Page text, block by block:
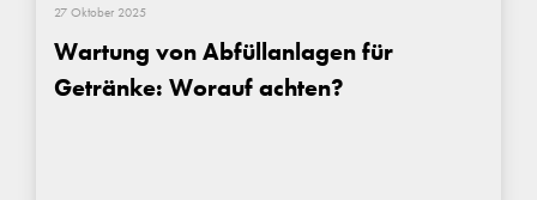
27 Oktober 2025
Wartung von Abfüllanlagen für
Getränke: Worauf achten?